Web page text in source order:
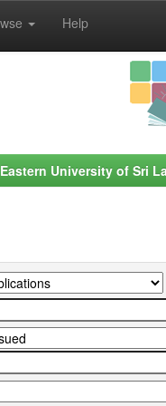
Help
University of Sri